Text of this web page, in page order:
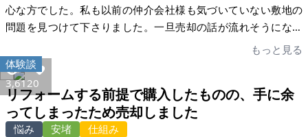
心な方でした。私も以前の仲介会社様も気づいていない敷地の
問題を見つけて下さりました。一旦売却の話が流れそうになり
ましたが、知見と調査能力により問題解決し、その後も粘り強
く調査・対応をしてくださり、売却に至りました。 恐らく他の
仲介会社様であったら、手間などの理由から前に進みにくかっ
たのではと想像します。家いちばの担当者様は、調査なども積
極的に対応してくださいました。一人のサービスユーザーとし
て、家いちばの底力(不動産仲介の質の高さ)を実感しました。郊
もっと見る
3,6120
体験談
リフォームする前提で購入したものの、手に余
ってしまったため売却しました
悩み 安堵
仕組み